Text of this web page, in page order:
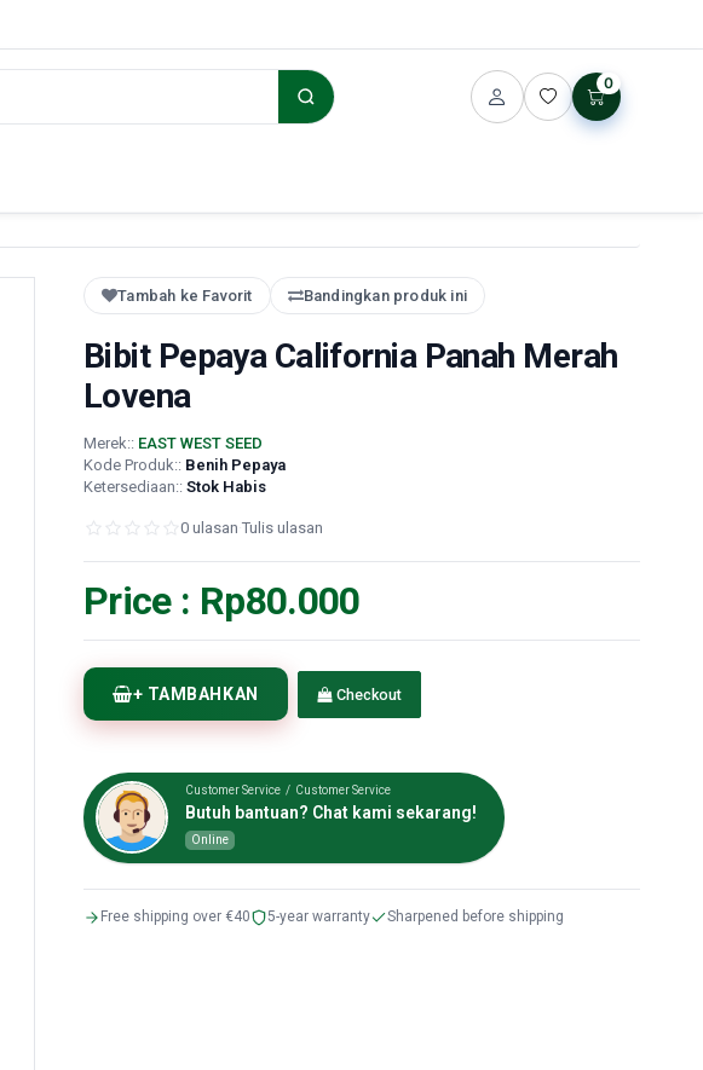
0
Tambah ke Favorit Bandingkan produk ini
Bibit Pepaya California Panah Merah
Lovena
Merek:: EAST WEST SEED
Kode Produk:: Benih Pepaya
Ketersediaan:: Stok Habis
0 ulasan Tulis ulasan
Price : Rp80.000
+ TAMBAHKAN Checkout
Customer Service / Customer Service
Butuh bantuan? Chat kami sekarang!
Online
Free shipping over €40 5-year warranty Sharpened before shipping